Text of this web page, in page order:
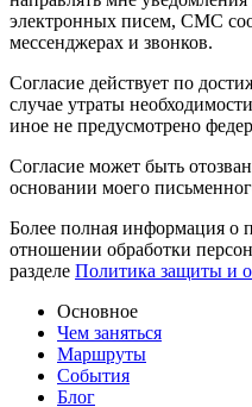
электронных писем, СМС
мессенджерах и звонков.
Согласие действует по
случае утраты
иное не предусмотрено
Согласие может быть
основании моего
Более полная информация
отношении обработки
разделе Политика защиты и
Основное
Чем заняться
Маршруты
События
Блог